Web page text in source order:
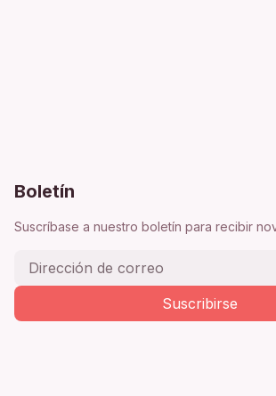
Boletín
Suscríbase a nuestro boletín para recibir